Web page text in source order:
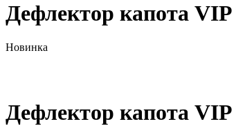
Дефлектор капота
Новинка
Дефлектор капота